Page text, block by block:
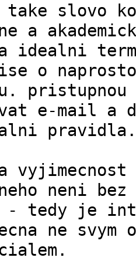
take slovo
a
idealni
o
pristupnou
e-mail a
pravidla.
neni
- tedy je
ne svym